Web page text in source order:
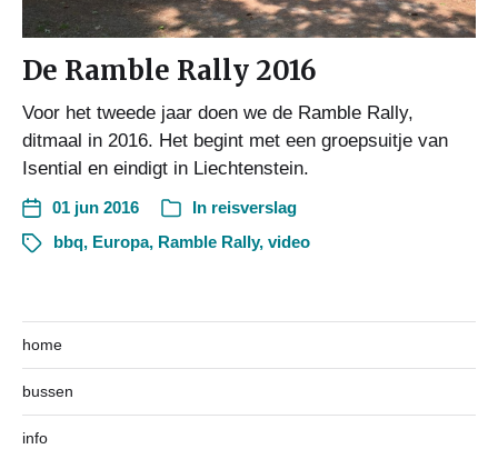
De Ramble Rally 2016
Voor het tweede jaar doen we de Ramble Rally,
ditmaal in 2016. Het begint met een groepsuitje van
Isential en eindigt in Liechtenstein.
01 jun 2016 In reisverslag
bbq, Europa, Ramble Rally, video
home
bussen
info